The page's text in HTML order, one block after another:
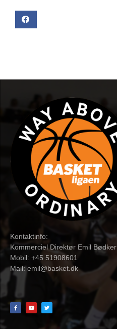
Kontaktinfo:
Kommerciel Direktør Emil Bødker
Mobil: +45 51908601
Mail:emil@basket.dk